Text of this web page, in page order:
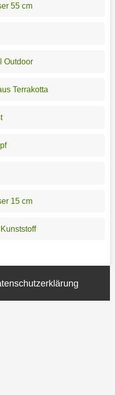
55 cm
Outdoor
Terrakotta
15 cm